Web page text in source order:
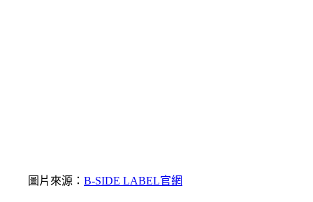
圖片來源： B-SIDE LABEL官網